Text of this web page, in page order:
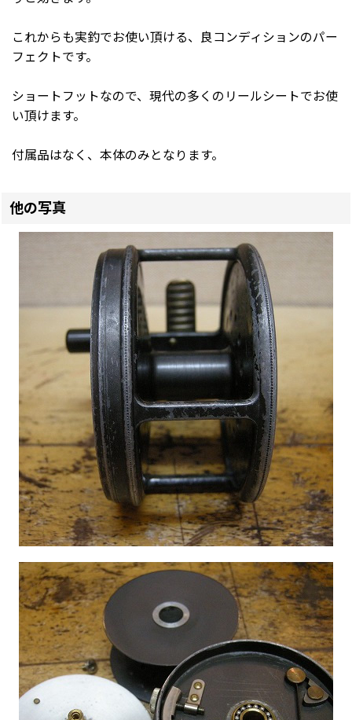
これからも実釣でお使い頂ける、良コンディションのパー
フェクトです。
ショートフットなので、現代の多くのリールシートでお使
い頂けます。
付属品はなく、本体のみとなります。
他の写真